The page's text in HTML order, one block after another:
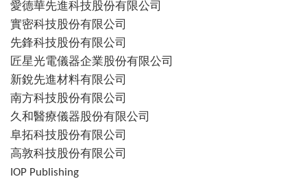
愛德華先進科技股份有限公司
實密科技股份有限公司
先鋒科技股份有限公司
匠星光電儀器企業股份有限公司
新銳先進材料有限公司
南方科技股份有限公司
久和醫療儀器股份有限公司
阜拓科技股份有限公司
高敦科技股份有限公司
IOP Publishing